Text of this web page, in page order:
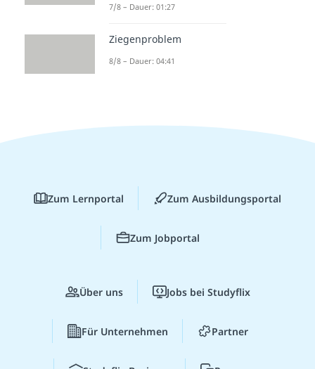
7/8 – Dauer: 01:27
Ziegenproblem
8/8 – Dauer: 04:41
Zum Lernportal Zum Ausbildungsportal
Zum Jobportal
Über uns Jobs bei Studyflix
Für Unternehmen Partner